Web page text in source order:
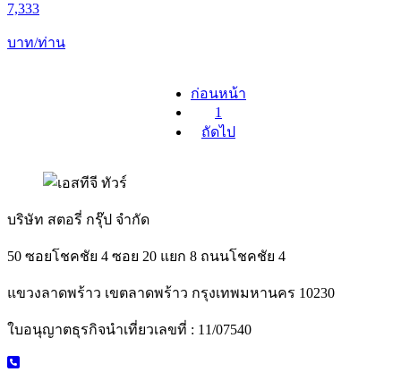
7,333
บาท/ท่าน
ก่อนหน้า
1
ถัดไป
บริษัท สตอรี่ กรุ๊ป จำกัด
50 ซอยโชคชัย 4 ซอย 20 แยก 8 ถนนโชคชัย 4
แขวงลาดพร้าว เขตลาดพร้าว กรุงเทพมหานคร 10230
ใบอนุญาตธุรกิจนำเที่ยวเลขที่ : 11/07540